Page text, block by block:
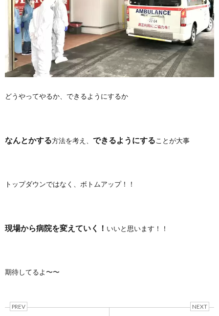
どうやってやるか、できるようにするか
なんとかする方法を考え、 できるようにすることが大事
トップダウンではなく、ボトムアップ！！
現場から病院を変えていく！ いいと思います！！
期待してるよ〜〜
PREV NEXT